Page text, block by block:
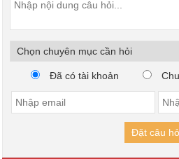
Đã có tài khoản
Đặt câu